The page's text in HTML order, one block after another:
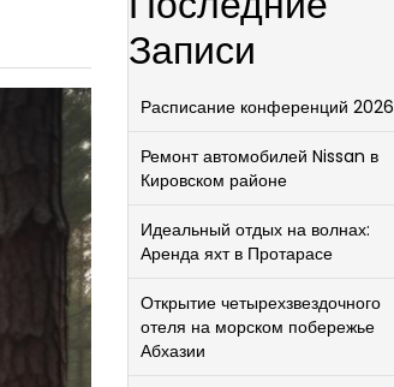
Записи
Расписание конференций 2026
Ремонт автомобилей Nissan в
Кировском районе
Идеальный отдых на волнах:
Аренда яхт в Протарасе
Открытие четырехзвездочного
отеля на морском побережье
Абхазии